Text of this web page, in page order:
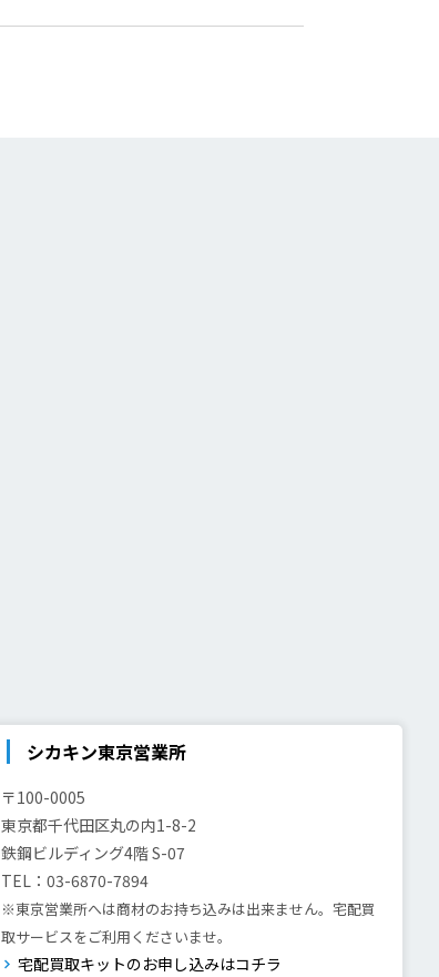
シカキン東京営業所
〒100-0005
東京都千代田区丸の内1-8-2
鉄鋼ビルディング4階 S-07
TEL：03-6870-7894
※東京営業所へは商材のお持ち込みは出来ません。宅配買
取サービスをご利用くださいませ。
宅配買取キットのお申し込みはコチラ